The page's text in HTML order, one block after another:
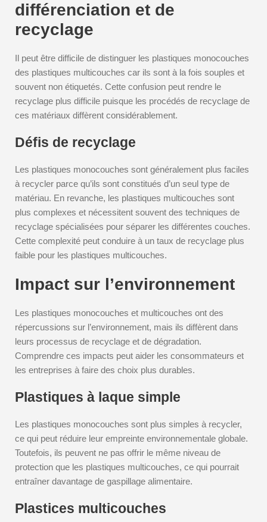
différenciation et de
recyclage
Il peut être difficile de distinguer les plastiques monocouches
des plastiques multicouches car ils sont à la fois souples et
souvent non étiquetés. Cette confusion peut rendre le
recyclage plus difficile puisque les procédés de recyclage de
ces matériaux diffèrent considérablement.
Défis de recyclage
Les plastiques monocouches sont généralement plus faciles
à recycler parce qu’ils sont constitués d’un seul type de
matériau. En revanche, les plastiques multicouches sont
plus complexes et nécessitent souvent des techniques de
recyclage spécialisées pour séparer les différentes couches.
Cette complexité peut conduire à un taux de recyclage plus
faible pour les plastiques multicouches.
Impact sur l’environnement
Les plastiques monocouches et multicouches ont des
répercussions sur l’environnement, mais ils diffèrent dans
leurs processus de recyclage et de dégradation.
Comprendre ces impacts peut aider les consommateurs et
les entreprises à faire des choix plus durables.
Plastiques à laque simple
Les plastiques monocouches sont plus simples à recycler,
ce qui peut réduire leur empreinte environnementale globale.
Toutefois, ils peuvent ne pas offrir le même niveau de
protection que les plastiques multicouches, ce qui pourrait
entraîner davantage de gaspillage alimentaire.
Plastices multicouches